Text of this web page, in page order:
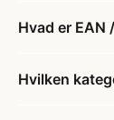
Hvad er
Hvilken